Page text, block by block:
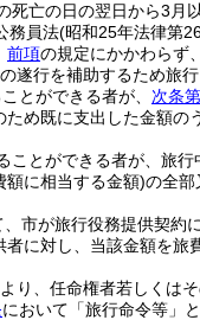
亡の日の翌日から3
務員法(昭和25年法律第
前項の規定にかかわらず、
行を補助するため旅
とができる者が、 次条
め既に支出した金額
ことができる者が、旅
額に相当する金額)の全部
市が旅行役務提供契約
に対し、当該金額を旅
り、任命権者若しくは
において「旅行命令等」